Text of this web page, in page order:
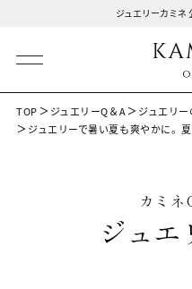
ジュエリーカミネ
TOP ジュエリーQ＆A
ジュエリ
ジュエリーで暑い夏も爽やかに。
カミ
ジュ